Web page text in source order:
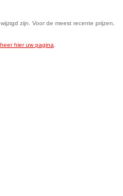
zijn. Voor de meest recente prijzen,
hier uw pagina